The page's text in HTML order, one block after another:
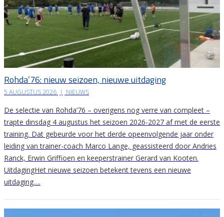
Rohda’76: nieuw seizoen, nieuwe uitdaging
5 AUGUSTUS 2026 NIEUWS
De selectie van Rohda’76 – overigens nog verre van compleet –
trapte dinsdag 4 augustus het seizoen 2026-2027 af met de eerste
training. Dat gebeurde voor het derde opeenvolgende jaar onder
leiding van trainer-coach Marco Lange, geassisteerd door Andries
Ranck, Erwin Griffioen en keeperstrainer Gerard van Kooten.
UitdagingHet nieuwe seizoen betekent tevens een nieuwe
uitdaging….